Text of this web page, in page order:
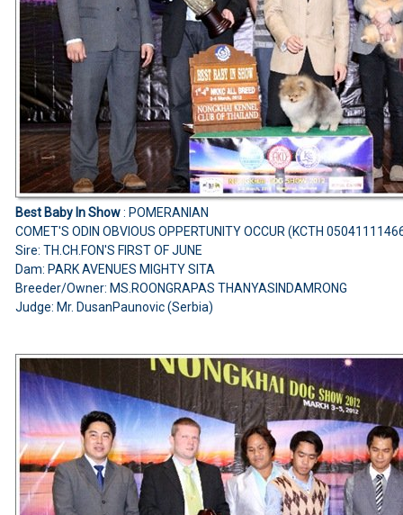
Best Baby In Show: POMERANIAN
COMET'S ODIN OBVIOUS OPPERTUNITY OCCUR (KCTH
Sire: TH.CH.FON'S FIRST OF JUNE
Dam: PARK AVENUES MIGHTY SITA
Breeder/Owner: MS.ROONGRAPAS THANYASINDAMRONG
Judge: Mr. DusanPaunovic (Serbia)